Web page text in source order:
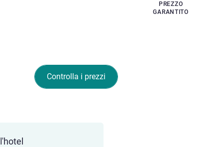
PREZZO
GARANTITO
Controlla i prezzi